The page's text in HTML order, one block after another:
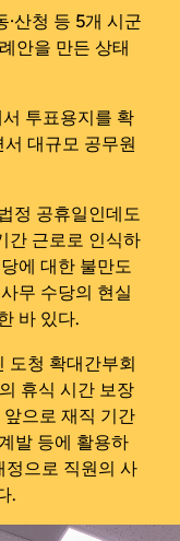
·산청 등 5개 시군
안을 만든 상태
투표용지를 확
대규모 공무원
정 공휴일인데도
간 근로로 인식하
에 대한 불만도
무 수당의 현실
바 있다.
도청 확대간부회
휴식 시간 보장
으로 재직 기간
발 등에 활용하
정으로 직원의 사
.